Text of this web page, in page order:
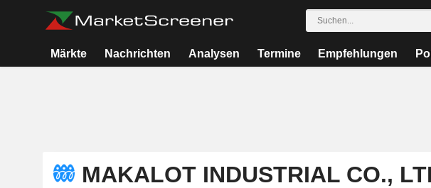
Märkte Nachrichten Analysen Termine Empfehlungen
MAKALOT INDUSTRIAL CO.,